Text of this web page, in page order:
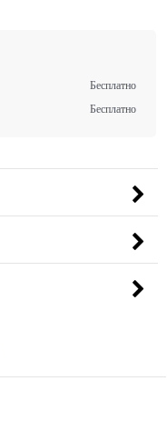
Бесплатно
Бесплатно